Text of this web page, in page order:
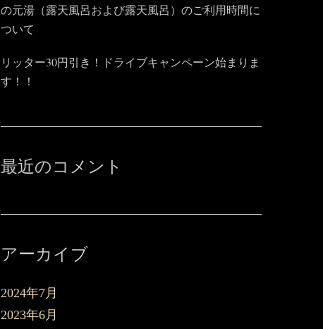
の元湯（露天風呂および露天風呂）のご利用時間に
ついて
リッター30円引き！ドライブキャンペーン始まりま
す！！
最近のコメント
アーカイブ
2024年7月
2023年6月